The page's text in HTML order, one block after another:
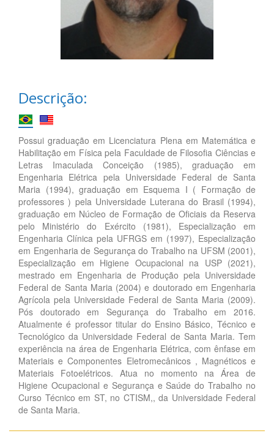
Descrição:
Possui graduação em Licenciatura Plena em Matemática e
Habilitação em Física pela Faculdade de Filosofia Ciências e
Letras Imaculada Conceição (1985), graduação em
Engenharia Elétrica pela Universidade Federal de Santa
Maria (1994), graduação em Esquema I ( Formação de
professores ) pela Universidade Luterana do Brasil (1994),
graduação em Núcleo de Formação de Oficiais da Reserva
pelo Ministério do Exército (1981), Especialização em
Engenharia Clínica pela UFRGS em (1997), Especialização
em Engenharia de Segurança do Trabalho na UFSM (2001),
Especialização em Higiene Ocupacional na USP (2021),
mestrado em Engenharia de Produção pela Universidade
Federal de Santa Maria (2004) e doutorado em Engenharia
Agrícola pela Universidade Federal de Santa Maria (2009).
Pós doutorado em Segurança do Trabalho em 2016.
Atualmente é professor titular do Ensino Básico, Técnico e
Tecnológico da Universidade Federal de Santa Maria. Tem
experiência na área de Engenharia Elétrica, com ênfase em
Materiais e Componentes Eletromecânicos , Magnéticos e
Materiais Fotoelétricos. Atua no momento na Área de
Higiene Ocupacional e Segurança e Saúde do Trabalho no
Curso Técnico em ST, no CTISM,, da Universidade Federal
de Santa Maria.